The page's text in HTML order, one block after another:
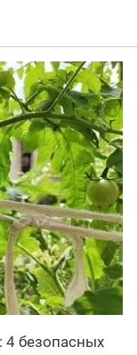
4 безопасных